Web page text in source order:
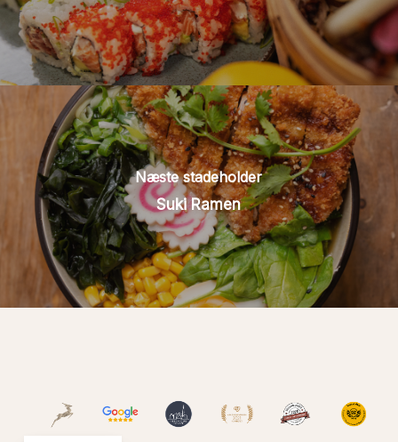
Næste stadeholder
Suki Ramen